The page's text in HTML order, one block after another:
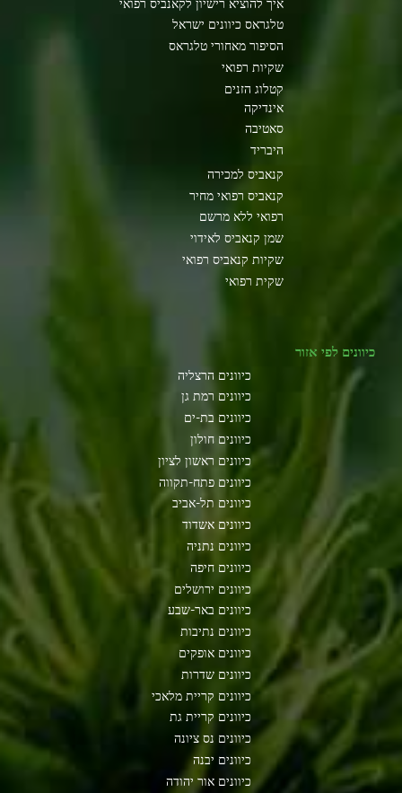
טלגראס כיוונים ישראל
הסיפור מאחורי טלגראס
שקיות רפואי
קטלוג הזנים
אינדיקה
סאטיבה
היבריד
קנאביס למכירה
קנאביס רפואי מחיר
רפואי ללא מרשם
שמן קנאביס לאידוי
שקיות קנאביס רפואי
שקית רפואי
כיוונים לפי אזור
כיוונים הרצליה
כיוונים רמת גן
כיוונים בת-ים
כיוונים חולון
כיוונים ראשון לציון
כיוונים פתח-תקווה
כיוונים תל-אביב
כיוונים אשדוד
כיוונים נתניה
כיוונים חיפה
כיוונים ירושלים
כיוונים באר-שבע
כיוונים נתיבות
כיוונים אופקים
כיוונים שדרות
כיוונים קריית מלאכי
כיוונים קריית גת
כיוונים נס ציונה
כיוונים יבנה
כיוונים אור יהודה